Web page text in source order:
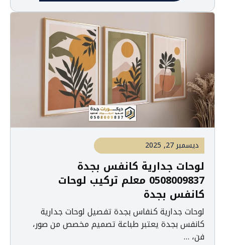
ديسمبر 27, 2025
لوحات جدارية كانفس بجدة
0508009837 معلم تركيب لوحات
كانفس بجدة
لوحات جدارية كنفاس بجدة تفصيل لوحات جدارية
كانفس بجدة يعتبر طباعة تصميم مخصص من صور،
فن، …